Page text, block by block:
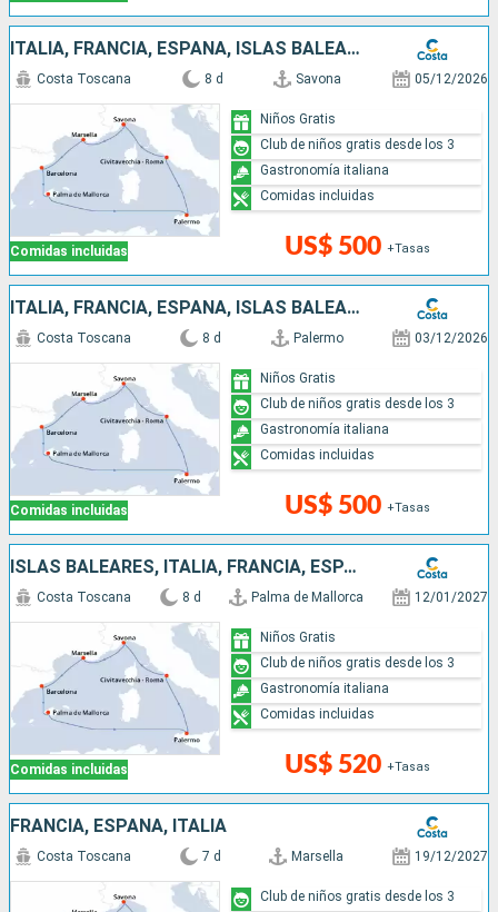
ITALIA, FRANCIA, ESPAÑA, ISLAS BALEARES
Comidas incluidas
Costa Toscana 8 d Savona 05/12/2026
US$ 500 +Tasas
Niños Gratis
Club de niños gratis desde los 3
Gastronomía italiana
Comidas incluidas
ITALIA, FRANCIA, ESPAÑA, ISLAS BALEARES
Comidas incluidas
Costa Toscana 8 d Palermo 03/12/2026
US$ 500 +Tasas
Niños Gratis
Club de niños gratis desde los 3
Gastronomía italiana
Comidas incluidas
ISLAS BALEARES, ITALIA, FRANCIA, ESPAÑA
Comidas incluidas
Costa Toscana 8 d Palma de Mallorca 12/01/2027
US$ 520 +Tasas
Niños Gratis
Club de niños gratis desde los 3
Gastronomía italiana
Comidas incluidas
FRANCIA, ESPAÑA, ITALIA
Costa Toscana 7 d Marsella 19/12/2027
Club de niños gratis desde los 3